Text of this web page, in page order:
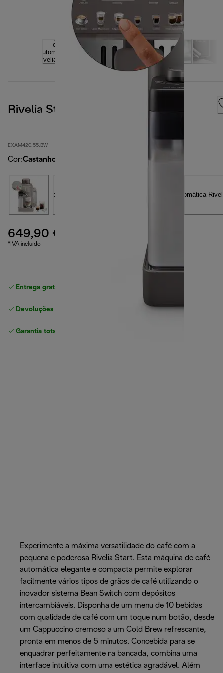
Rivelia Start Castanho
EXAM420.55.BW
Cor:Castanho
649,90 €
*IVA incluído
Entrega gratuita padrão
Devoluções gratuitas
Garantia total
Experimente a máxima versatilidade do café com a
pequena e poderosa Rivelia Start. Esta máquina de café
automática elegante e compacta permite explorar
facilmente vários tipos de grãos de café utilizando o
inovador sistema Bean Switch com depósitos
intercambiáveis. Disponha de um menu de 10 bebidas
com qualidade de café com um toque num botão, desde
um Cappuccino cremoso a um Cold Brew refrescante,
pronta em menos de 5 minutos. Concebida para se
enquadrar perfeitamente na bancada, combina uma
interface intuitiva com uma estética agradável. Além